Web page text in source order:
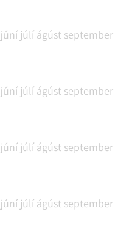
júní júlí ágúst september
júní júlí ágúst september
júní júlí ágúst september
júní júlí ágúst september